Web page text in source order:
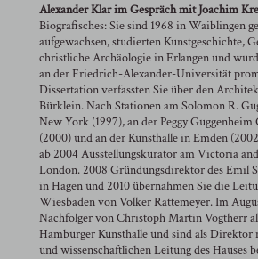
Alexander Klar im Gespräch mit Joachim
Biografisches: Sie sind 1968 in Waiblingen
aufgewachsen, studierten Kunstgeschichte,
christliche Archäologie in Erlangen und
an der Friedrich-Alexander-Universität
Dissertation verfassten Sie über den
Bürklein. Nach Stationen am Solomon R.
New York (1997), an der Peggy
(2000) und an der Kunsthalle in Emden
ab 2004 Ausstellungskurator am Victoria
London. 2008 Gründungsdirektor des Emil
in Hagen und 2010 übernahmen Sie die
Wiesbaden von Volker Rattemeyer. Im
Nachfolger von Christoph Martin Vogtherr
Hamburger Kunsthalle und sind als
und wissenschaftlichen Leitung des Hauses